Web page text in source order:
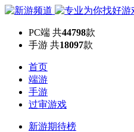
PC端 共44798款
手游 共18097款
首页
端游
手游
过审游戏
新游期待榜